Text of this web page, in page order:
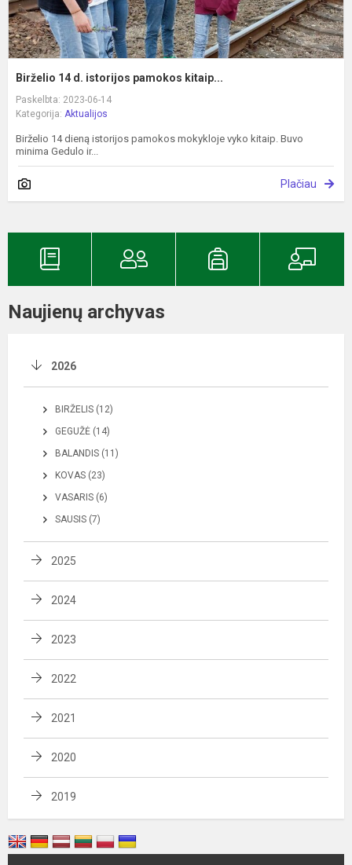
Birželio 14 d. istorijos pamokos kitaip...
Paskelbta: 2023-06-14
Kategorija: Aktualijos
Birželio 14 dieną istorijos pamokos mokykloje vyko kitaip. Buvo
minima Gedulo ir...
Plačiau
Naujienų archyvas
2026
BIRŽELIS (12)
GEGUŽĖ (14)
BALANDIS (11)
KOVAS (23)
VASARIS (6)
SAUSIS (7)
2025
2024
2023
2022
2021
2020
2019